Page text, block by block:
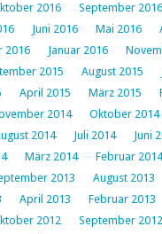
2016
September 2016
Juni 2016 Mai 2016
2016 Januar 2016
2015 August 2015
April 2015 März 2015
2014
Oktober 2014
2014 Juli 2014
Juni
März 2014
Februar 2014
2013 August 2013
April 2013
Februar 2013
2012 September 2012